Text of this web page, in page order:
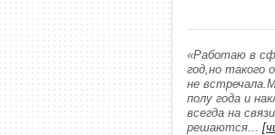
«Работаю в
год,но такого
не
полу года и
всегда на
решаются...